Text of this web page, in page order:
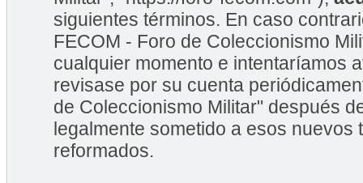
siguientes términos. En caso
FECOM - Foro de Coleccionismo
cualquier momento e intentaríamos
revisase por su cuenta
de Coleccionismo Militar" después
legalmente sometido a esos
reformados.